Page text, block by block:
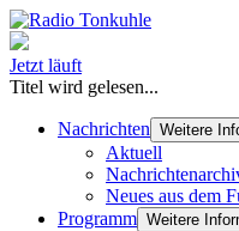
Jetzt läuft
Titel wird gelesen...
Nachrichten Weitere
Aktuell
Neues aus dem
Programm Weitere